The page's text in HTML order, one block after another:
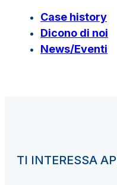
Case history
Dicono di noi
News/Eventi
TI INTERESSA